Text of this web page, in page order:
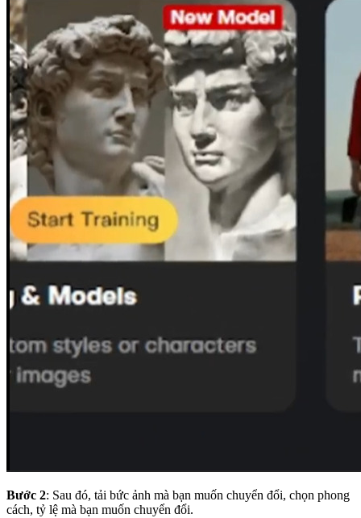
Bước 2: Sau đó, tải bức ảnh mà bạn muốn chuyển đổi, chọn phong
cách, tỷ lệ mà bạn muốn chuyển đổi.